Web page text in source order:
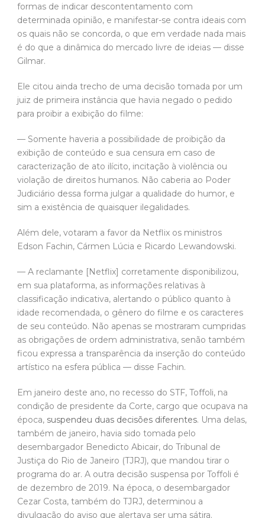
formas de indicar descontentamento com
determinada opinião, e manifestar-se contra ideais com
os quais não se concorda, o que em verdade nada mais
é do que a dinâmica do mercado livre de ideias — disse
Gilmar.
Ele citou ainda trecho de uma decisão tomada por um
juiz de primeira instância que havia negado o pedido
para proibir a exibição do filme:
— Somente haveria a possibilidade de proibição da
exibição de conteúdo e sua censura em caso de
caracterização de ato ilícito, incitação à violência ou
violação de direitos humanos. Não caberia ao Poder
Judiciário dessa forma julgar a qualidade do humor, e
sim a existência de quaisquer ilegalidades.
Além dele, votaram a favor da Netflix os ministros
Edson Fachin, Cármen Lúcia e Ricardo Lewandowski.
— A reclamante [Netflix] corretamente disponibilizou,
em sua plataforma, as informações relativas à
classificação indicativa, alertando o público quanto à
idade recomendada, o gênero do filme e os caracteres
de seu conteúdo. Não apenas se mostraram cumpridas
as obrigações de ordem administrativa, senão também
ficou expressa a transparência da inserção do conteúdo
artístico na esfera pública — disse Fachin.
Em janeiro deste ano, no recesso do STF, Toffoli, na
condição de presidente da Corte, cargo que ocupava na
época, suspendeu duas decisões diferentes. Uma delas,
também de janeiro, havia sido tomada pelo
desembargador Benedicto Abicair, do Tribunal de
Justiça do Rio de Janeiro (TJRJ), que mandou tirar o
programa do ar. A outra decisão suspensa por Toffoli é
de dezembro de 2019. Na época, o desembargador
Cezar Costa, também do TJRJ, determinou a
divulgação do aviso que alertava ser uma sátira.